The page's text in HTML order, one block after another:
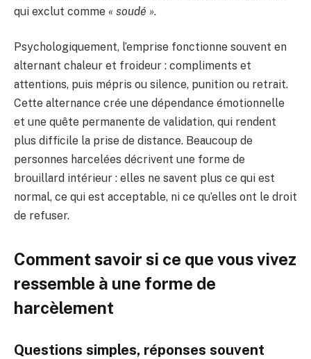
qui exclut comme « soudé ».
Psychologiquement, l’emprise fonctionne souvent en
alternant chaleur et froideur : compliments et
attentions, puis mépris ou silence, punition ou retrait.
Cette alternance crée une dépendance émotionnelle
et une quête permanente de validation, qui rendent
plus difficile la prise de distance. Beaucoup de
personnes harcelées décrivent une forme de
brouillard intérieur : elles ne savent plus ce qui est
normal, ce qui est acceptable, ni ce qu’elles ont le droit
de refuser.
Comment savoir si ce que vous vivez
ressemble à une forme de
harcèlement
Questions simples, réponses souvent